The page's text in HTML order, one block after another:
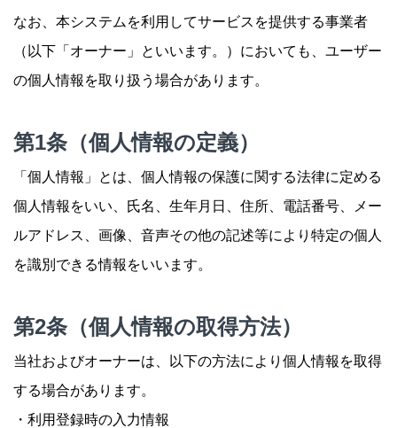
なお、本システムを利用してサービスを提供する事業者
（以下「オーナー」といいます。）においても、ユーザー
の個人情報を取り扱う場合があります。
第1条（個人情報の定義）
「個人情報」とは、個人情報の保護に関する法律に定める
個人情報をいい、氏名、生年月日、住所、電話番号、メー
ルアドレス、画像、音声その他の記述等により特定の個人
を識別できる情報をいいます。
第2条（個人情報の取得方法）
当社およびオーナーは、以下の方法により個人情報を取得
する場合があります。
・利用登録時の入力情報